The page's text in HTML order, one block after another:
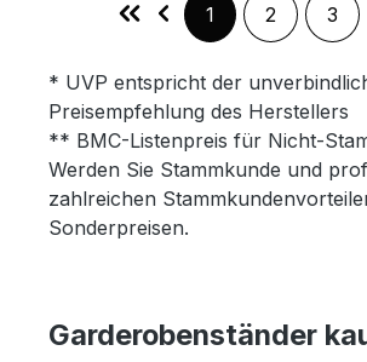
Seite
1 Seite
2 Seite
3
* UVP entspricht der
Preisempfehlung des Herstellers
** BMC-Listenpreis für Nicht-
Werden Sie Stammkunde und
zahlreichen
Sonderpreisen.
Garderobenständer